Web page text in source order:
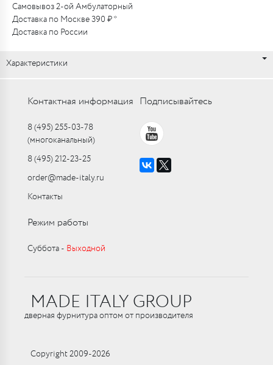
Самовывоз 2-ой Амбулаторный
Доставка по Москве 390 ₽ *
Доставка по России
Характеристики
Контактная информация
8 (495) 255-03-78
(многоканальный)
8 (495) 212-23-25
order@made-italy.ru
Контакты
Подписывайтесь
Режим работы
Суббота ‑ Выходной
MADE ITALY GROUP
дверная фурнитура оптом от производителя
Copyright 2009-2026